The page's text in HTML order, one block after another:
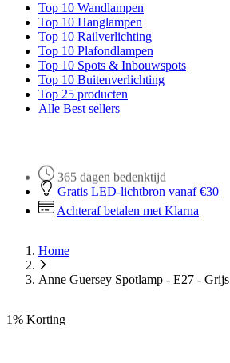
Top 10 Wandlampen
Top 10 Hanglampen
Top 10 Railverlichting
Top 10 Plafondlampen
Top 10 Spots & Inbouwspots
Top 10 Buitenverlichting
Top 25 producten
Alle Best sellers
Gratis LED-lichtbron vanaf €30
Achteraf betalen met Klarna
Home
Anne Guersey Spotlamp - E27 - Grijs
1% Korting